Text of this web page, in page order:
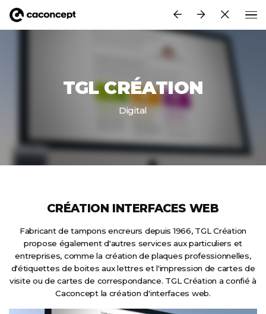
TGL CRÉATION
Digital
CRÉATION INTERFACES WEB
Fabricant de tampons encreurs depuis 1966, TGL Création
propose également d'autres services aux particuliers et
entreprises, comme la création de plaques professionnelles,
d'étiquettes de boites aux lettres et l'impression de cartes de
visite ou de cartes de correspondance. TGL Création a confié à
Caconcept la création d'interfaces web.